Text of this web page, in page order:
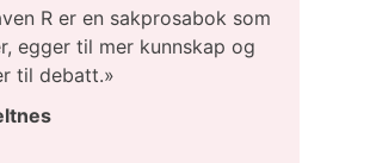
R er en sakprosabok som
egger til mer kunnskap og
til debatt.»